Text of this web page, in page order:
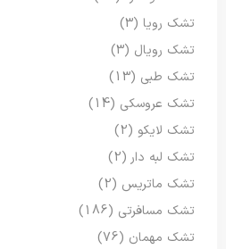
تشک رویا (3)
تشک رویال (3)
تشک طبی (13)
تشک عروسکی (14)
تشک لایکو (2)
تشک لبه دار (2)
تشک ماتریس (2)
تشک مسافرتی (186)
تشک مهمان (76)